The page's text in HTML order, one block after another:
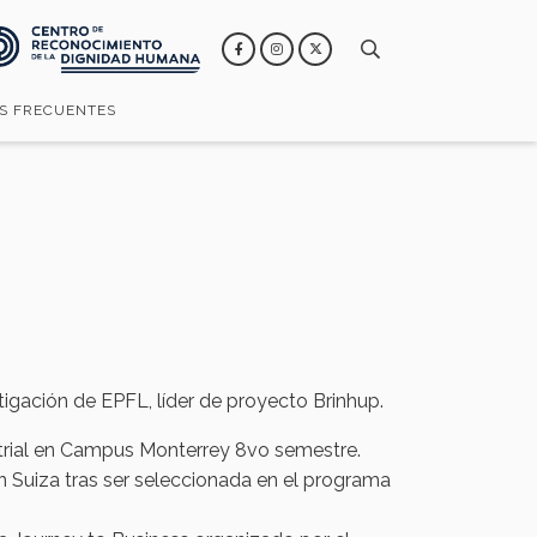
FRECUENTES
de EPFL, líder de proyecto Brinhup.
en Campus Monterrey 8vo semestre.
tras ser seleccionada en el programa